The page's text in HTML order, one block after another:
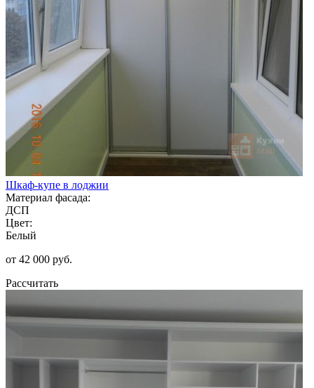
Шкаф-купе в лоджии
Материал фасада:
ДСП
Цвет:
Белый
от 42 000 руб.
Рассчитать